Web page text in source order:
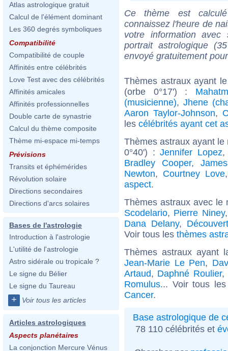
Atlas astrologique gratuit
Calcul de l'élément dominant
Les 360 degrés symboliques
Compatibilité
Compatibilité de couple
Affinités entre célébrités
Love Test avec des célébrités
Affinités amicales
Affinités professionnelles
Double carte de synastrie
Calcul du thème composite
Thème mi-espace mi-temps
Prévisions
Transits et éphémérides
Révolution solaire
Directions secondaires
Directions d'arcs solaires
Bases de l'astrologie
Introduction à l'astrologie
L'utilité de l'astrologie
Astro sidérale ou tropicale ?
Le signe du Bélier
Le signe du Taureau
+ Voir tous les articles
Articles astrologiques
Aspects planétaires
La conjonction Mercure Vénus
Ce thème est
connaissez l'heure de
votre information
portrait astrologique
envoyé gratuitement
Thèmes astraux ayant
(orbe 0°17') :
(musicienne),Jhene
Aaron Taylor-Johnson,
les célébrités ayant cet
Thèmes astraux ayant
0°40') :Jennifer Lopez
Bradley Cooper,
Newton, Courtney Love
aspect.
Thèmes astraux avec
Scodelario, Pierre Niney
Dana Delany,
Voir tous les thèmes
Thèmes astraux
Jean-Marie Le Pen,
Artaud, Daphné Roulier,
Romulus... Voir tous
Cancer.
Base astrologique de
78 110 célébrités et